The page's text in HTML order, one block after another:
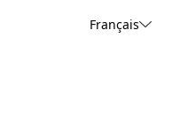
Français